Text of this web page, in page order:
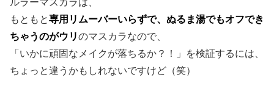
ルラーマスカラは、
もともと専用リムーバーいらずで、ぬるま湯でもオフでき
ちゃうのがウリのマスカラなので、
「いかに頑固なメイクが落ちるか？！」を検証するには、
ちょっと違うかもしれないですけど（笑）